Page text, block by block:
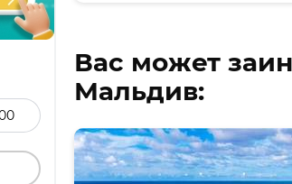
Вас может
Мальдив: